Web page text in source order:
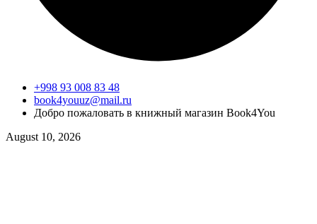
+998 93 008 83 48
book4youuz@mail.ru
Добро пожаловать в книжный магазин Book4You
August 10, 2026